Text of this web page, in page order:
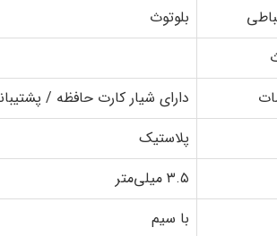
بلوتوث
دارای شیار کارت حافظه /
پلاستیک
۳.۵ میلی‌متر
با سیم